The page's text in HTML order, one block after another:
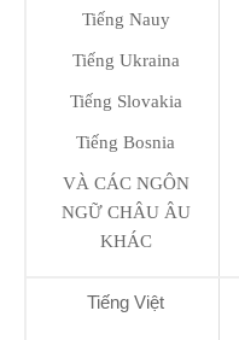
Tiếng Nauy
Tiếng Ukraina
Tiếng Slovakia
Tiếng Bosnia
VÀ CÁC NGÔN
NGỮ CHÂU ÂU
KHÁC
Tiếng Việt